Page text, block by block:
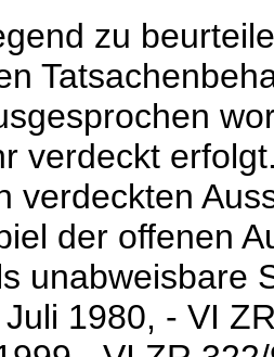
zu
verdeckt
verdeckten
der offenen
unabweisbare
1980, - VI